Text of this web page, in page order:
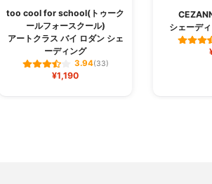
too cool for school(トゥーク
ールフォースクール)
アートクラス バイ ロダン シェ
ーディング
3.94(33)
¥1,190
シェーデ